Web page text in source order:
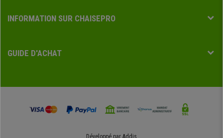
INFORMATION SUR CHAISEPRO
GUIDE D'ACHAT
Développé par Addis